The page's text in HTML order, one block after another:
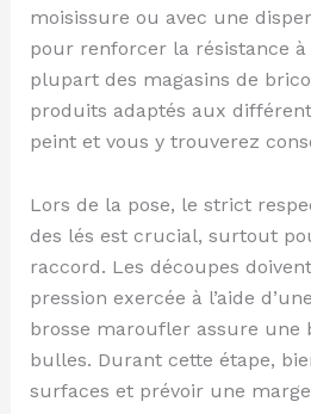
moisissure ou avec une
pour renforcer la résistance à
plupart des magasins de
produits adaptés aux
peint et vous y trouverez
Lors de la pose, le strict
des lés est crucial, surtout
raccord. Les découpes
pression exercée à l’aide
brosse maroufler assure une
bulles. Durant cette étape,
surfaces et prévoir une